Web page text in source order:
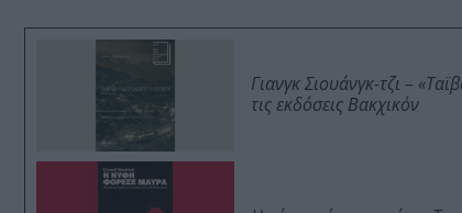
Γιανγκ Σιουάνγκ-τζι –
τις εκδόσεις Βακχικόν